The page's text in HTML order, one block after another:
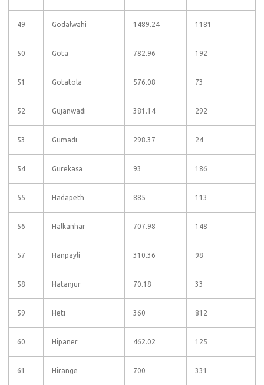
49 Godalwahi 1489.24 1181
50 Gota 782.96 192
51 Gotatola 576.08 73
52 Gujanwadi 381.14 292
53 Gumadi 298.37 24
54 Gurekasa 93 186
55 Hadapeth 885 113
56 Halkanhar 707.98 148
57 Hanpayli 310.36 98
58 Hatanjur 70.18 33
59 Heti 360 812
60 Hipaner 462.02 125
61 Hirange 700 331